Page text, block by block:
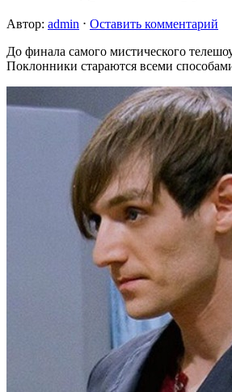
Автор: admin ⋅ Оставить комментарий
До финала самого мистического
Поклонники стараются всеми